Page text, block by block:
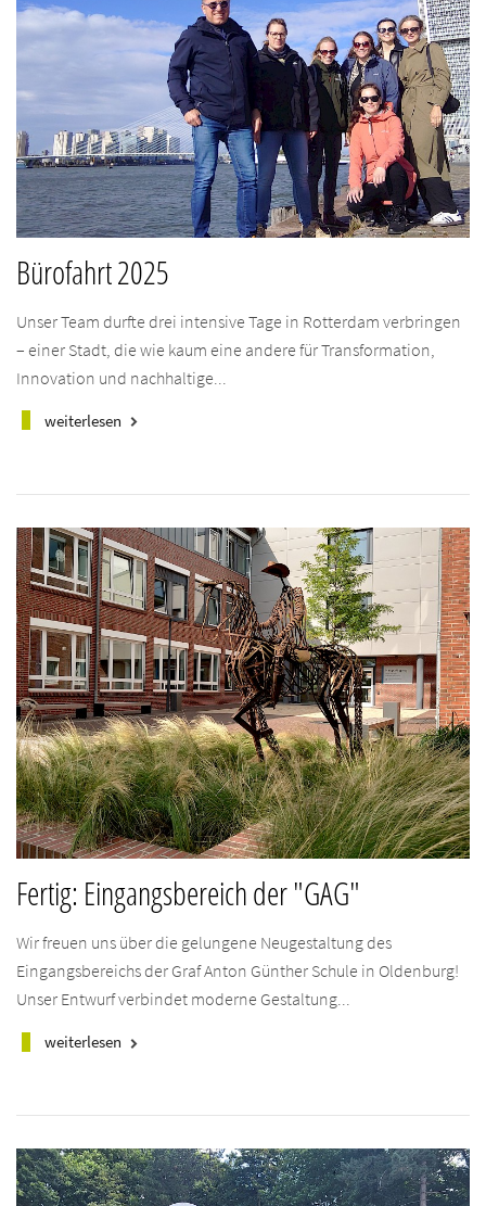
Bürofahrt 2025
Unser Team durfte drei intensive Tage in Rotterdam verbringen
– einer Stadt, die wie kaum eine andere für Transformation,
Innovation und nachhaltige...
weiterlesen keyboard_arrow_right
Fertig: Eingangsbereich der "GAG"
Wir freuen uns über die gelungene Neugestaltung des
Eingangsbereichs der Graf Anton Günther Schule in Oldenburg!
Unser Entwurf verbindet moderne Gestaltung...
weiterlesen keyboard_arrow_right